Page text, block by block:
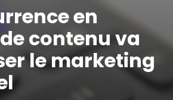
en
contenu va
le marketing